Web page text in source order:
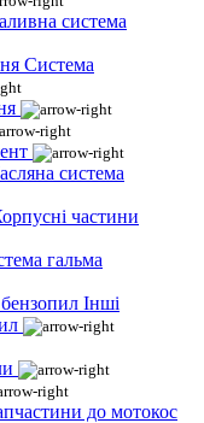
система
Система
система
частини
гальма
Інші
до мотокос